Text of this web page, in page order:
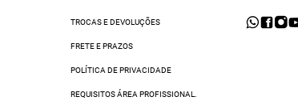
TROCAS E DEVOLUÇÕES
FRETE E PRAZOS
POLÍTICA DE PRIVACIDADE
REQUISITOS ÁREA PROFISSIONAL.